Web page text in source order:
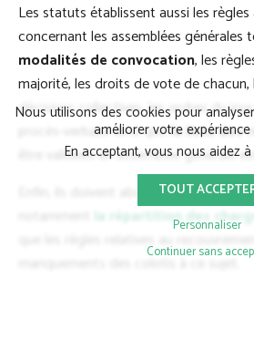
Les statuts établissent aussi les
concernant les assemblées générales
modalités de convocation, les
majorité, les droits de vote de
décisions collectives, les ordres du
procès-verbaux ainsi quela liste des
être validées en assemblée générale
Enfin, ils doivent aborder les règles de
la répartition des
que les règles relatives au
Nous utilisons des cookies pour
améliorer votre
En acceptant, vous nous aidez
TOUT
Personnaliser
Continuer sans